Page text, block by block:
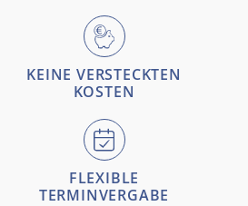
KEINE VERSTECKTEN
KOSTEN
FLEXIBLE
TERMINVERGABE